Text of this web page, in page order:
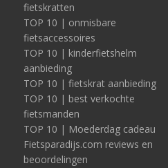
fietskratten
TOP 10 | onmisbare
fietsaccessoires
TOP 10 | kinderfietshelm
aanbieding
TOP 10 | fietskrat aanbieding
TOP 10 | best verkochte
fietsmanden
TOP 10 | Moederdag cadeau
Fietsparadijs.com reviews en
beoordelingen